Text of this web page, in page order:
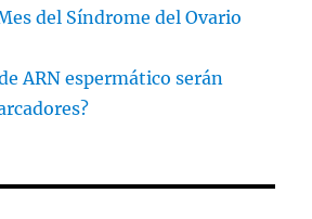
del Síndrome del Ovario
ARN espermático serán